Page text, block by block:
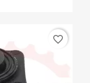
favorite_border